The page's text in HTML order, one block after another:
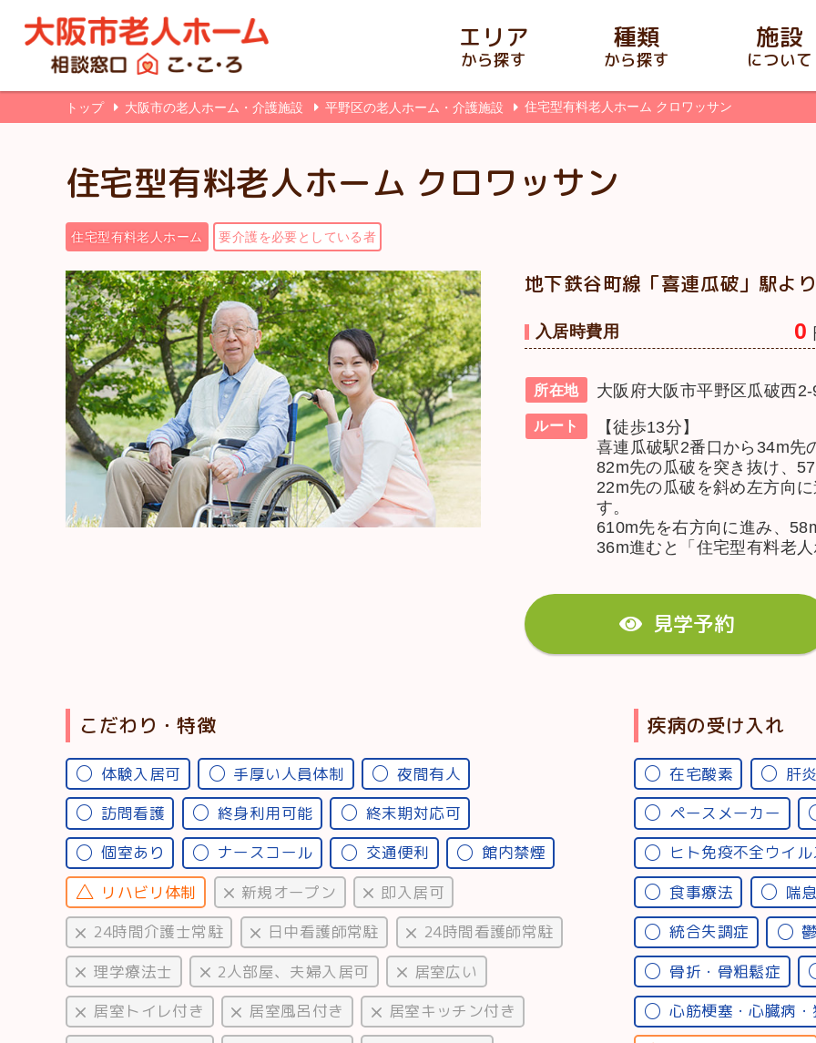
エリア
から探す
種類
から探す
施設
について
トップ 大阪市の老人ホーム・介護施設 平野区の老人ホーム・介護施設 住宅型有料老人ホーム クロワッサン
住宅型有料老人ホーム クロワッサン
住宅型有料老人ホーム 要介護を必要としている者
地下鉄谷町線「喜連瓜破」駅よ
入居時費用 0
所在地 大阪府大阪市平野区瓜破西
ルート
【徒歩13分】
喜連瓜破駅2番口から34m先
82m先の瓜破を突き抜け、
22m先の瓜破を斜め左方向
す。
610m先を右方向に進み、
36m進むと「住宅型有料老
見学予約
こだわり・特徴
体験入居可 手厚い人員体制
夜間有人
訪問看護
終身利用可能
終末期対応可
個室あり
ナースコール 交通便利
館内禁煙
リハビリ体制
新規オープン
即入居可
24時間介護士常駐
日中看護師常駐
24時間看護師常駐
理学療法士
2人部屋、夫婦入居可
居室広い
居室トイレ付き
居室風呂付き
居室キッチン付き
疾病の受け入れ
在宅酸素
肝
ペースメーカー
ヒト免疫不全ウイ
食事療法
喘
統合失調症
骨折・骨粗鬆症
心筋梗塞・心臓病